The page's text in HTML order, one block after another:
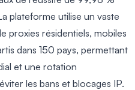
plateforme utilise un vaste
proxies résidentiels, mobiles
dans 150 pays, permettant
et une rotation
les bans et blocages IP.